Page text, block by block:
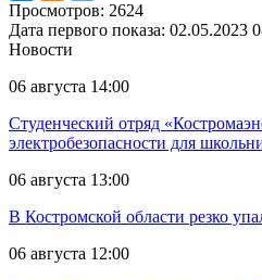
Просмотров: 2624
Дата первого показа: 02.05.2023
Новости
06 августа 14:00
Студенческий отряд
электробезопасности для
06 августа 13:00
В Костромской области резко
06 августа 12:00